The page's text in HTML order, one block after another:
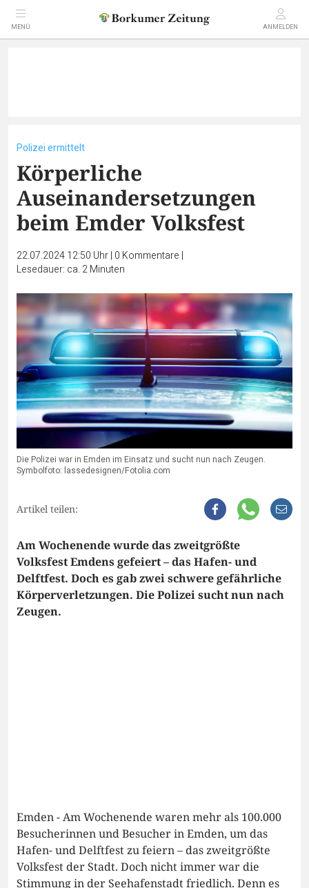
MENÜ ANMELDEN
Polizei ermittelt
Körperliche
Auseinandersetzungen
beim Emder Volksfest
22.07.2024 12:50 Uhr| 0 Kommentare |
Lesedauer: ca. 2 Minuten
Die Polizei war in Emden im Einsatz und sucht nun nach Zeugen.
Symbolfoto: lassedesignen/Fotolia.com
Artikel teilen:
Am Wochenende wurde das zweitgrößte
Volksfest Emdens gefeiert – das Hafen- und
Delftfest. Doch es gab zwei schwere gefährliche
Körperverletzungen. Die Polizei sucht nun nach
Zeugen.
Emden - Am Wochenende waren mehr als 100.000
Besucherinnen und Besucher in Emden, um das
Hafen- und Delftfest zu feiern – das zweitgrößte
Volksfest der Stadt. Doch nicht immer war die
Stimmung in der Seehafenstadt friedlich. Denn es